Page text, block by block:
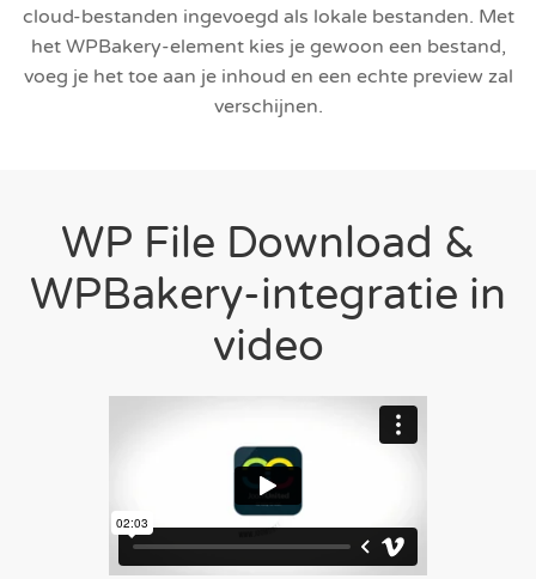
cloud-bestanden ingevoegd als lokale bestanden. Met
het WPBakery-element kies je gewoon een bestand,
voeg je het toe aan je inhoud en een echte preview zal
verschijnen.
WP File Download &
WPBakery-integratie in
video